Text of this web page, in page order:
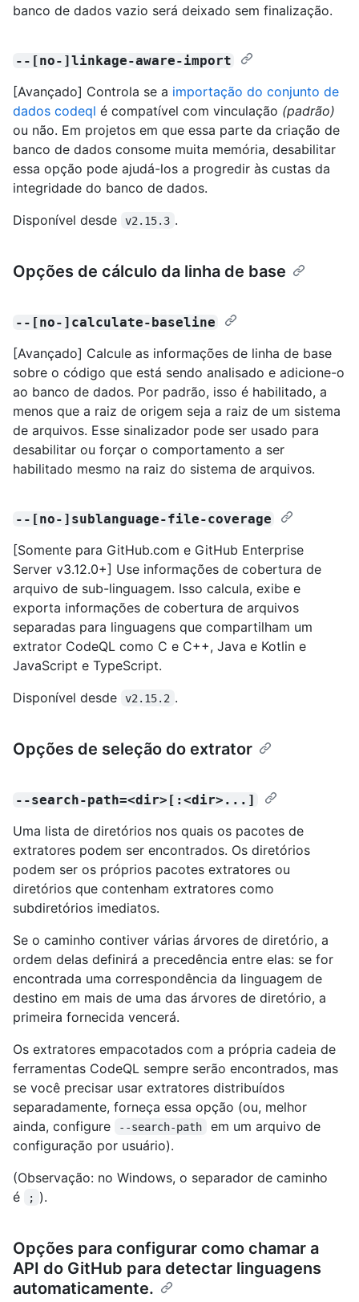
banco de dados vazio será deixado sem finalização.
--[no-]linkage-aware-import
[Avançado] Controla se a importação do conjunto de
dados codeql é compatível com vinculação (padrão)
ou não. Em projetos em que essa parte da criação de
banco de dados consome muita memória, desabilitar
essa opção pode ajudá-los a progredir às custas da
integridade do banco de dados.
Disponível desde
v2.15.3 .
Opções de cálculo da linha de base
--[no-]calculate-baseline
[Avançado] Calcule as informações de linha de base
sobre o código que está sendo analisado e adicione-o
ao banco de dados. Por padrão, isso é habilitado, a
menos que a raiz de origem seja a raiz de um sistema
de arquivos. Esse sinalizador pode ser usado para
desabilitar ou forçar o comportamento a ser
habilitado mesmo na raiz do sistema de arquivos.
--[no-]sublanguage-file-coverage
[Somente para GitHub.com e GitHub Enterprise
Server v3.12.0+] Use informações de cobertura de
arquivo de sub-linguagem. Isso calcula, exibe e
exporta informações de cobertura de arquivos
separadas para linguagens que compartilham um
extrator CodeQL como C e C++, Java e Kotlin e
JavaScript e TypeScript.
Disponível desde
v2.15.2 .
Opções de seleção do extrator
--search-path=<dir>[:<dir>...]
Uma lista de diretórios nos quais os pacotes de
extratores podem ser encontrados. Os diretórios
podem ser os próprios pacotes extratores ou
diretórios que contenham extratores como
subdiretórios imediatos.
Se o caminho contiver várias árvores de diretório, a
ordem delas definirá a precedência entre elas: se for
encontrada uma correspondência da linguagem de
destino em mais de uma das árvores de diretório, a
primeira fornecida vencerá.
Os extratores empacotados com a própria cadeia de
ferramentas CodeQL sempre serão encontrados, mas
se você precisar usar extratores distribuídos
separadamente, forneça essa opção (ou, melhor
ainda, configure
--search-path
em um arquivo de
configuração por usuário).
(Observação: no Windows, o separador de caminho
é
; ).
Opções para configurar como chamar a
API do GitHub para detectar linguagens
automaticamente.